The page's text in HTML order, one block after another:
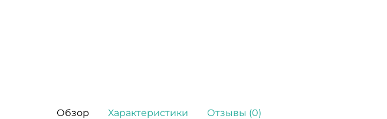
Обзор Характеристики Отзывы (0)